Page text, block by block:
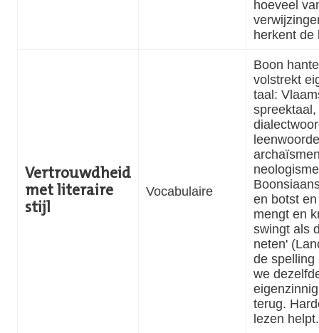
hoeveel
herkent
Vertrouwdheid
met literaire
stijl
Vocabulaire
Boon
volstrekt
taal:
spreektaal,
en botst
mengt en
swingt als
neten'
de spelling
we
terug.
lezen